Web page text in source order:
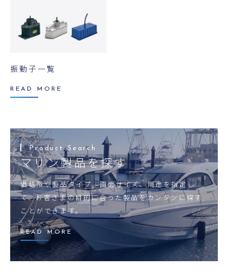
振動子一覧
READ MORE
マリン製品を探す
価格帯や製品タイプ、画面サイズ、用途を指定し
て、お客さまの目的に合った製品をカンタンに探す
ことができます。
READ MORE